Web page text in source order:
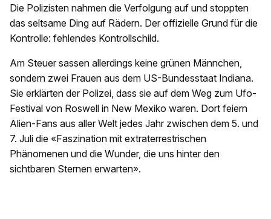
Die Polizisten nahmen die Verfolgung auf und stoppten
das seltsame Ding auf Rädern. Der offizielle Grund für die
Kontrolle: fehlendes Kontrollschild.
Am Steuer sassen allerdings keine grünen Männchen,
sondern zwei Frauen aus dem US-Bundesstaat Indiana.
Sie erklärten der Polizei, dass sie auf dem Weg zum Ufo-
Festival von Roswell in New Mexiko waren. Dort feiern
Alien-Fans aus aller Welt jedes Jahr zwischen dem 5. und
7. Juli die «Faszination mit extraterrestrischen
Phänomenen und die Wunder, die uns hinter den
sichtbaren Sternen erwarten».